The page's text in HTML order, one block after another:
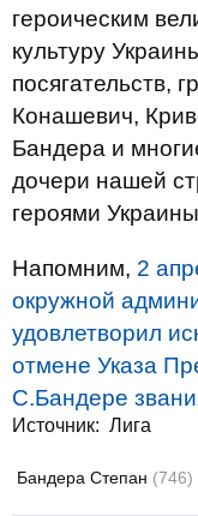
героическим
культуру
посягательств,
Конашевич,
Бандера и
дочери нашей
героями
Напомним, 2
окружной
удовлетворил
отмене Указа
С.Бандере
Источник: Лига
Бандера Степан (746)